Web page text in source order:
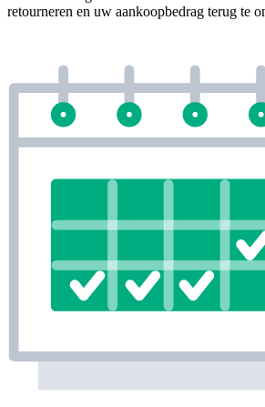
retourneren en uw aankoopbedrag terug te